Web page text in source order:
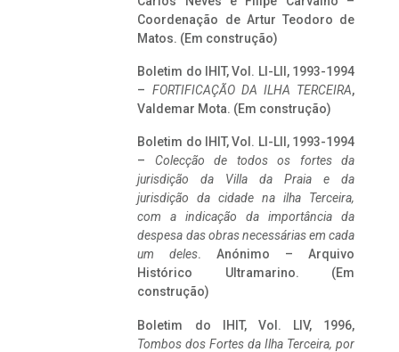
Coordenação de Artur Teodoro de
Matos. (Em construção)
Boletim do IHIT, Vol. LI-LII, 1993-1994
– FORTIFICAÇÃO DA ILHA TERCEIRA,
Valdemar Mota. (Em construção)
Boletim do IHIT, Vol. LI-LII, 1993-1994
– Colecção de todos os fortes da
jurisdição da Villa da Praia e da
jurisdição da cidade na ilha Terceira,
com a indicação da importância da
despesa das obras necessárias em cada
um deles. Anónimo – Arquivo
Histórico Ultramarino. (Em
construção)
Boletim do IHIT, Vol. LIV, 1996,
Tombos dos Fortes da Ilha Terceira, por